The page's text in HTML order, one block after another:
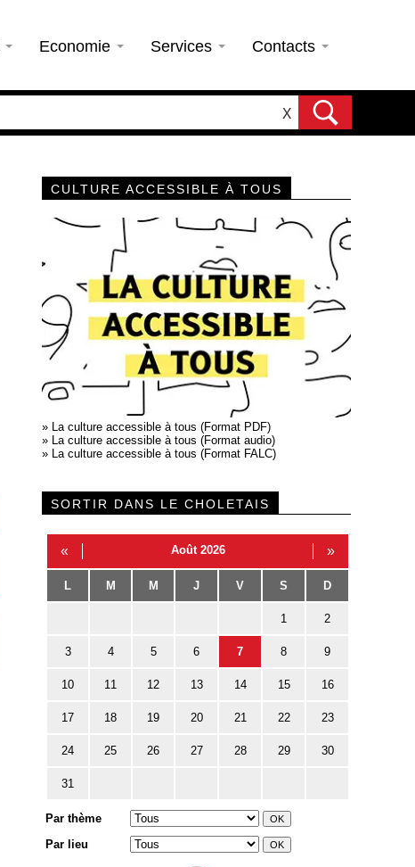
Economie Services Contacts
X
CULTURE ACCESSIBLE À TOUS
» La culture accessible à tous (Format PDF)
» La culture accessible à tous (Format audio)
» La culture accessible à tous (Format FALC)
SORTIR DANS LE CHOLETAIS
« Août 2026 »
L M M J V S D
1 2
3 4 5 6 7 8 9
10 11 12 13 14 15 16
17 18 19 20 21 22 23
24 25 26 27 28 29 30
31
Par thème
Par lieu